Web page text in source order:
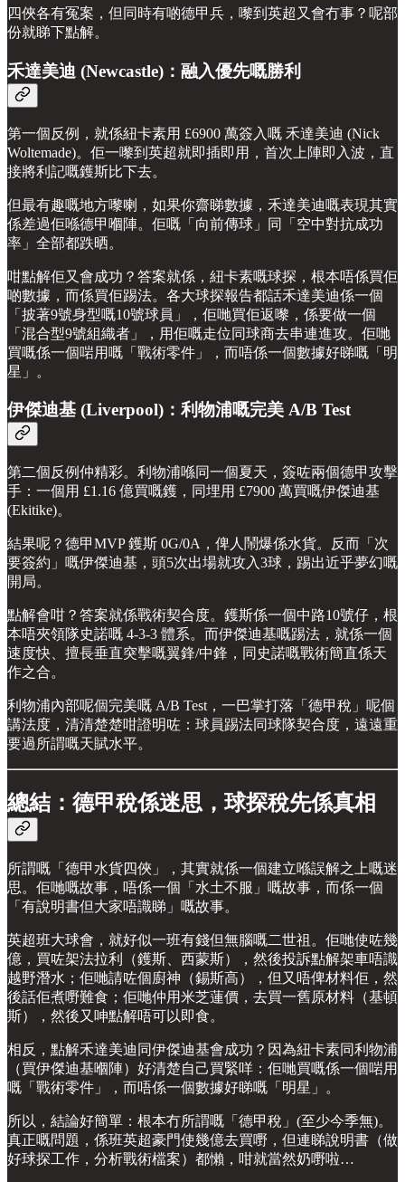
四俠各有冤案，但同時有啲德甲兵，嚟到英超又會冇事？呢部
份就睇下點解。
禾達美迪 (Newcastle)：融入優先嘅勝利
第一個反例，就係紐卡素用 £6900 萬簽入嘅 禾達美迪 (Nick
Woltemade)。佢一嚟到英超就即插即用，首次上陣即入波，直
接將利記嘅鑊斯比下去。
但最有趣嘅地方嚟喇，如果你齋睇數據，禾達美迪嘅表現其實
係差過佢喺德甲嗰陣。佢嘅「向前傳球」同「空中對抗成功
率」全部都跌晒。
咁點解佢又會成功？答案就係，紐卡素嘅球探，根本唔係買佢
啲數據，而係買佢踢法。各大球探報告都話禾達美迪係一個
「披著9號身型嘅10號球員」，佢哋買佢返嚟，係要做一個
「混合型9號組織者」，用佢嘅走位同球商去串連進攻。佢哋
買嘅係一個啱用嘅「戰術零件」，而唔係一個數據好睇嘅「明
星」。
伊傑迪基 (Liverpool)：利物浦嘅完美 A/B Test
第二個反例仲精彩。利物浦喺同一個夏天，簽咗兩個德甲攻擊
手：一個用 £1.16 億買嘅鑊，同埋用 £7900 萬買嘅伊傑迪基
(Ekitike)。
結果呢？德甲MVP 鑊斯 0G/0A，俾人鬧爆係水貨。反而「次
要簽約」嘅伊傑迪基，頭5次出場就攻入3球，踢出近乎夢幻嘅
開局。
點解會咁？答案就係戰術契合度。鑊斯係一個中路10號仔，根
本唔夾領隊史諾嘅 4-3-3 體系。而伊傑迪基嘅踢法，就係一個
速度快、擅長垂直突擊嘅翼鋒/中鋒，同史諾嘅戰術簡直係天
作之合。
利物浦內部呢個完美嘅 A/B Test，一巴掌打落「德甲稅」呢個
講法度，清清楚楚咁證明咗：球員踢法同球隊契合度，遠遠重
要過所謂嘅天賦水平。
總結：德甲稅係迷思，球探稅先係真相
所謂嘅「德甲水貨四俠」，其實就係一個建立喺誤解之上嘅迷
思。佢哋嘅故事，唔係一個「水土不服」嘅故事，而係一個
「有說明書但大家唔識睇」嘅故事。
英超班大球會，就好似一班有錢但無腦嘅二世祖。佢哋使咗幾
億，買咗架法拉利（鑊斯、西蒙斯），然後投訴點解架車唔識
越野潛水；佢哋請咗個廚神（錫斯高），但又唔俾材料佢，然
後話佢煮嘢難食；佢哋仲用米芝蓮價，去買一舊原材料（基頓
斯），然後又呻點解唔可以即食。
相反，點解禾達美迪同伊傑迪基會成功？因為紐卡素同利物浦
（買伊傑迪基嗰陣）好清楚自己買緊咩：佢哋買嘅係一個啱用
嘅「戰術零件」，而唔係一個數據好睇嘅「明星」。
所以，結論好簡單：根本冇所謂嘅「德甲稅」(至少今季無)。
真正嘅問題，係班英超豪門使幾億去買嘢，但連睇說明書（做
好球探工作，分析戰術檔案）都懶，咁就當然奶嘢啦…